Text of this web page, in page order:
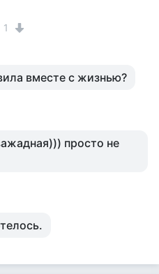
1
вместе с жизнью?
просто не